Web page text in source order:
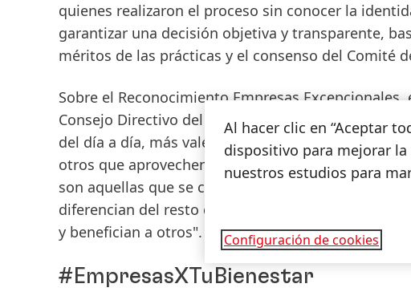
quienes realizaron el proceso sin conocer la
garantizar una decisión objetiva y transparente,
méritos de las prácticas y el consenso del Comité
Sobre el Reconocimiento Empresas
Consejo Directivo del Instituto para el Fomento a
del día a día, más vale convertirlo en un aliado. Si
otros que aprovechen para capitalizar la
son aquellas que se caracterizan por tener ciertas
diferencian del resto de las empresas y que,
y benefician a otros".
#EmpresasXTuBienestar
Al hacer clic en “Aceptar
dispositivo para mejorar
nuestros estudios para
Configuración de cookies